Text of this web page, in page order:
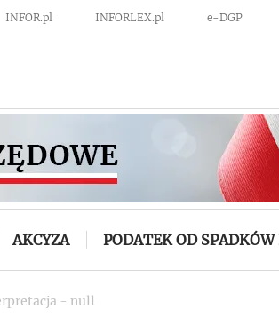
INFOR.pl INFORLEX.pl e-DGP
AKCYZA PODATEK OD
- null